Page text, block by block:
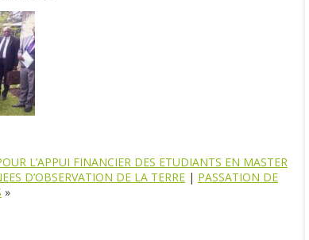
L’APPUI FINANCIER DES ETUDIANTS EN MASTER
D’OBSERVATION DE LA TERRE | PASSATION DE
»